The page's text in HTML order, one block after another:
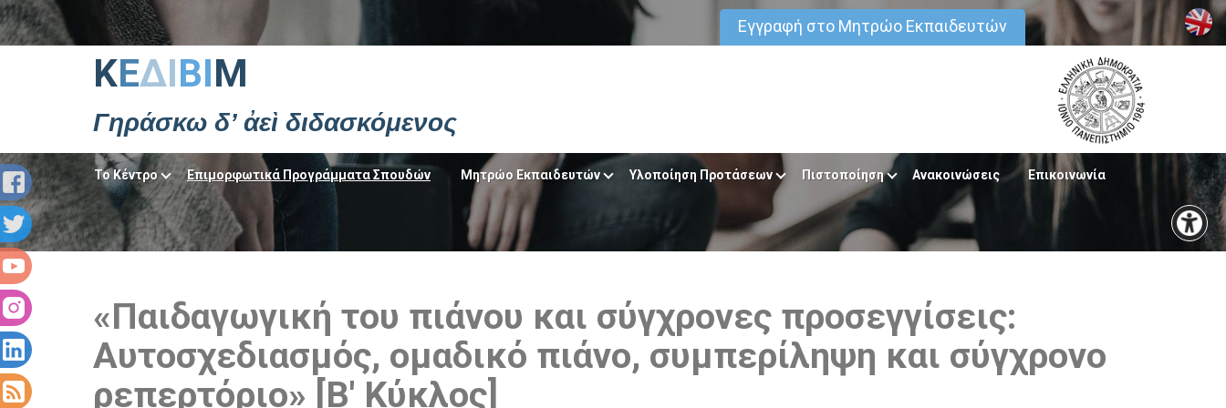
ΚΕΔΙΒΙΜ
Γηράσκω δ’ ἀεὶ διδασκόμενος
Το Κέντρο Επιμορφωτικά Προγράμματα Σπουδών Μητρώο Εκπαιδευτών Υλοποίηση Προτάσεων Πιστοποίηση Ανακοινώσεις Επικοινωνία
Εγγραφή στο Μητρώο Εκπαιδευτών
«Παιδαγωγική του πιάνου και σύγχρονες προσεγγίσεις:
Αυτοσχεδιασμός, ομαδικό πιάνο, συμπερίληψη και σύγχρονο
ρεπερτόριο» [Β' Κύκλος]